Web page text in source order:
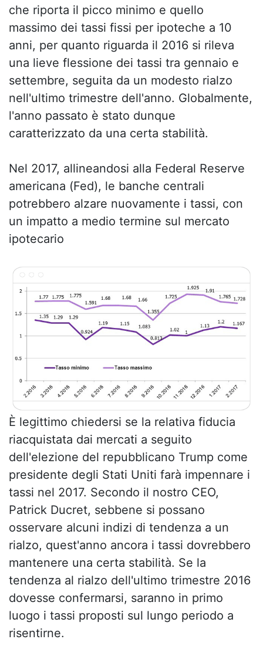
che riporta il picco minimo e quello
massimo dei tassi fissi per ipoteche a 10
anni, per quanto riguarda il 2016 si rileva
una lieve flessione dei tassi tra gennaio e
settembre, seguita da un modesto rialzo
nell'ultimo trimestre dell'anno. Globalmente,
l'anno passato è stato dunque
caratterizzato da una certa stabilità.
Nel 2017, allineandosi alla Federal Reserve
americana (Fed), le banche centrali
potrebbero alzare nuovamente i tassi, con
un impatto a medio termine sul mercato
ipotecario
È legittimo chiedersi se la relativa fiducia
riacquistata dai mercati a seguito
dell'elezione del repubblicano Trump come
presidente degli Stati Uniti farà impennare i
tassi nel 2017. Secondo il nostro CEO,
Patrick Ducret, sebbene si possano
osservare alcuni indizi di tendenza a un
rialzo, quest'anno ancora i tassi dovrebbero
mantenere una certa stabilità. Se la
tendenza al rialzo dell'ultimo trimestre 2016
dovesse confermarsi, saranno in primo
luogo i tassi proposti sul lungo periodo a
risentirne.